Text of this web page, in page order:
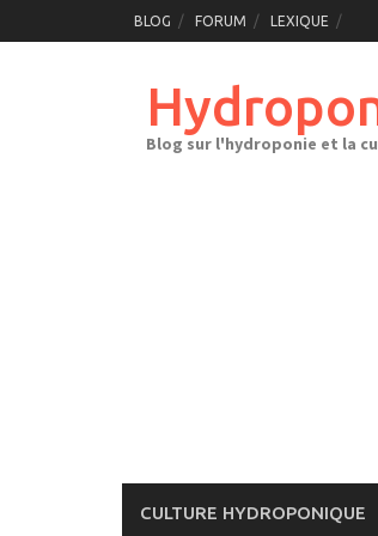
to
BLOG FORUM LEXIQUE
Blog sur l'hydroponie et la
CULTURE HYDROPONIQUE